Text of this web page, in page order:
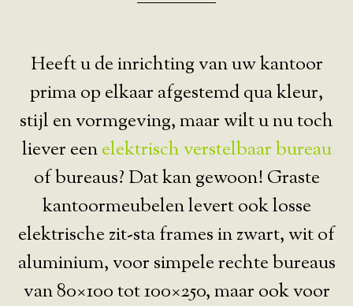
Heeft u de inrichting van uw kantoor
prima op elkaar afgestemd qua kleur,
stijl en vormgeving, maar wilt u nu toch
liever eenelektrisch verstelbaar bureau
of bureaus? Dat kan gewoon! Graste
kantoormeubelen levert ook losse
elektrische zit-sta frames in zwart, wit of
aluminium, voor simpele rechte bureaus
van 80×100 tot 100×250, maar ook voor